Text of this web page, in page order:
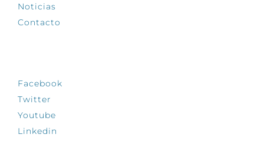
Noticias
Contacto
Facebook
Twitter
Youtube
Linkedin